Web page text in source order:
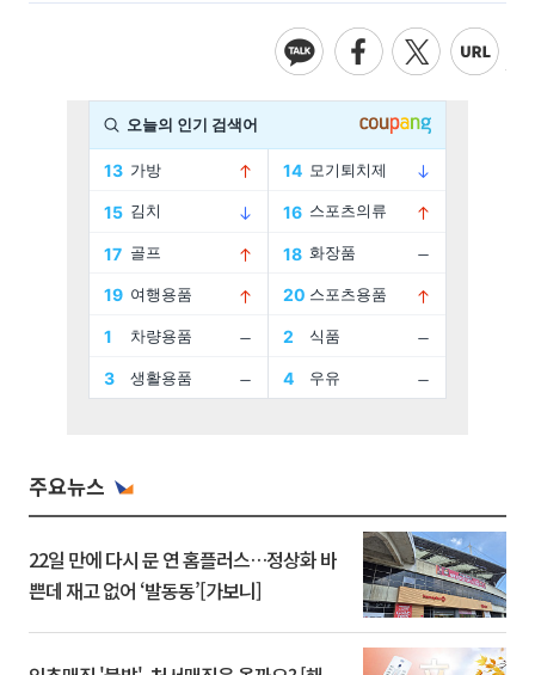
주요뉴스
22일 만에 다시 문 연 홈플러스…정상화 바
쁜데 재고 없어 ‘발동동’[가보니]